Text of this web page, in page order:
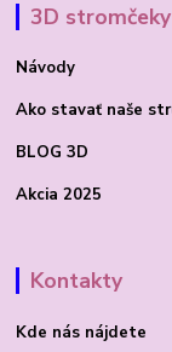
3D stromčeky
Návody
Ako stavať naše
BLOG 3D
Akcia 2025
Kontakty
Kde nás nájdete